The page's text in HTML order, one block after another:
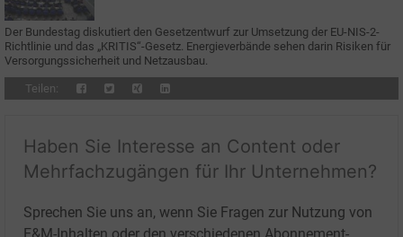
Der Bundestag diskutiert den Gesetzentwurf zur Umsetzung der EU-NIS-2-
Richtlinie und das „KRITIS“-Gesetz. Energieverbände sehen darin Risiken für
Versorgungssicherheit und Netzausbau.
Teilen:
Haben Sie Interesse an Content oder
Mehrfachzugängen für Ihr Unternehmen?
Sprechen Sie uns an, wenn Sie Fragen zur Nutzung von
E&M-Inhalten oder den verschiedenen Abonnement-